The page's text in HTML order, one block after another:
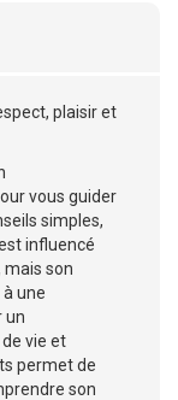
plaisir et
vous guider
simples,
influencé
son
une
un
vie et
permet de
son